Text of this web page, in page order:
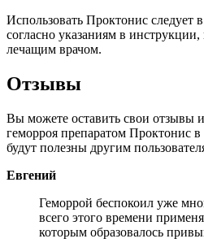
Использовать Проктонис следует
согласно указаниям в инструкции,
лечащим врачом.
Отзывы
Вы можете оставить свои отзывы и
геморроя препаратом Проктонис
будут полезны другим
Евгений
Геморрой беспокоил уже
всего этого времени
которым образовалось